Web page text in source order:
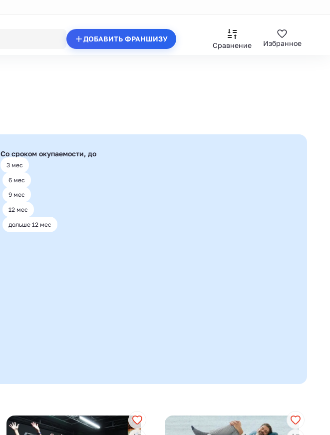
ДОБАВИТЬ ФРАНШИЗУ
Сравнение Избранное
Со сроком окупаемости, до
3 мес
6 мес
9 мес
12 мес
дольше 12 мес